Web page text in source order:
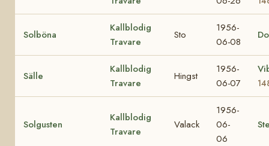
Solböna
Kallblodig
Travare
Sto
1956-
06-08
Sälle
Kallblodig
Travare
Hingst
1956-
06-07
Solgusten
Kallblodig
Travare
Valack
1956-
06-
06